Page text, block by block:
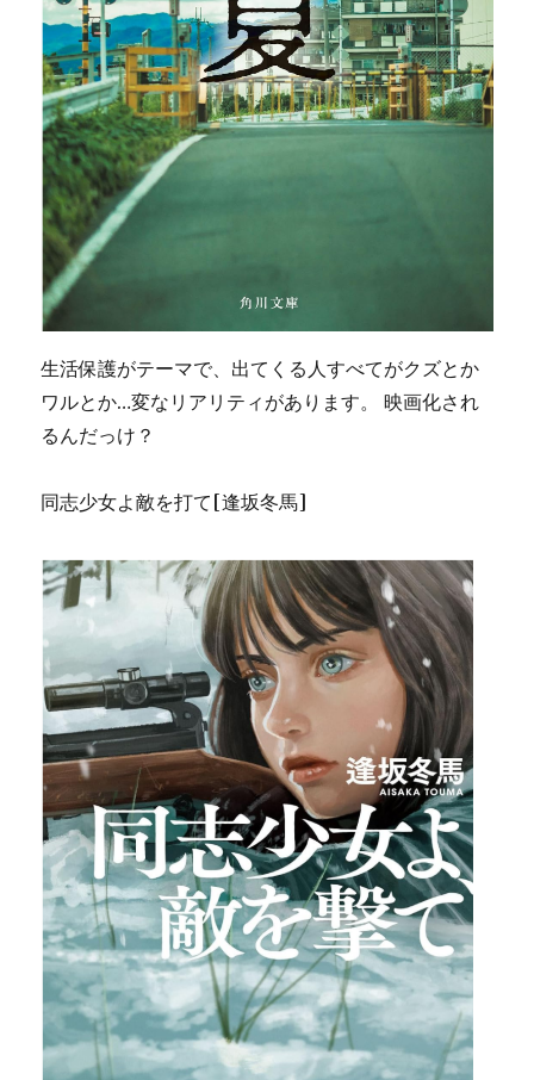
生活保護がテーマで、出てくる人すべてがクズとか
ワルとか…変なリアリティがあります。 映画化され
るんだっけ？
同志少女よ敵を打て[逢坂冬馬]